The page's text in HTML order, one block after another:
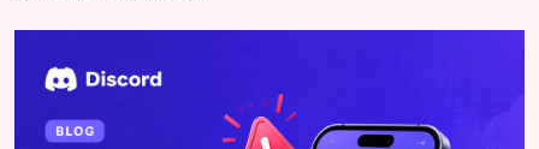
Serviços
API
Termos